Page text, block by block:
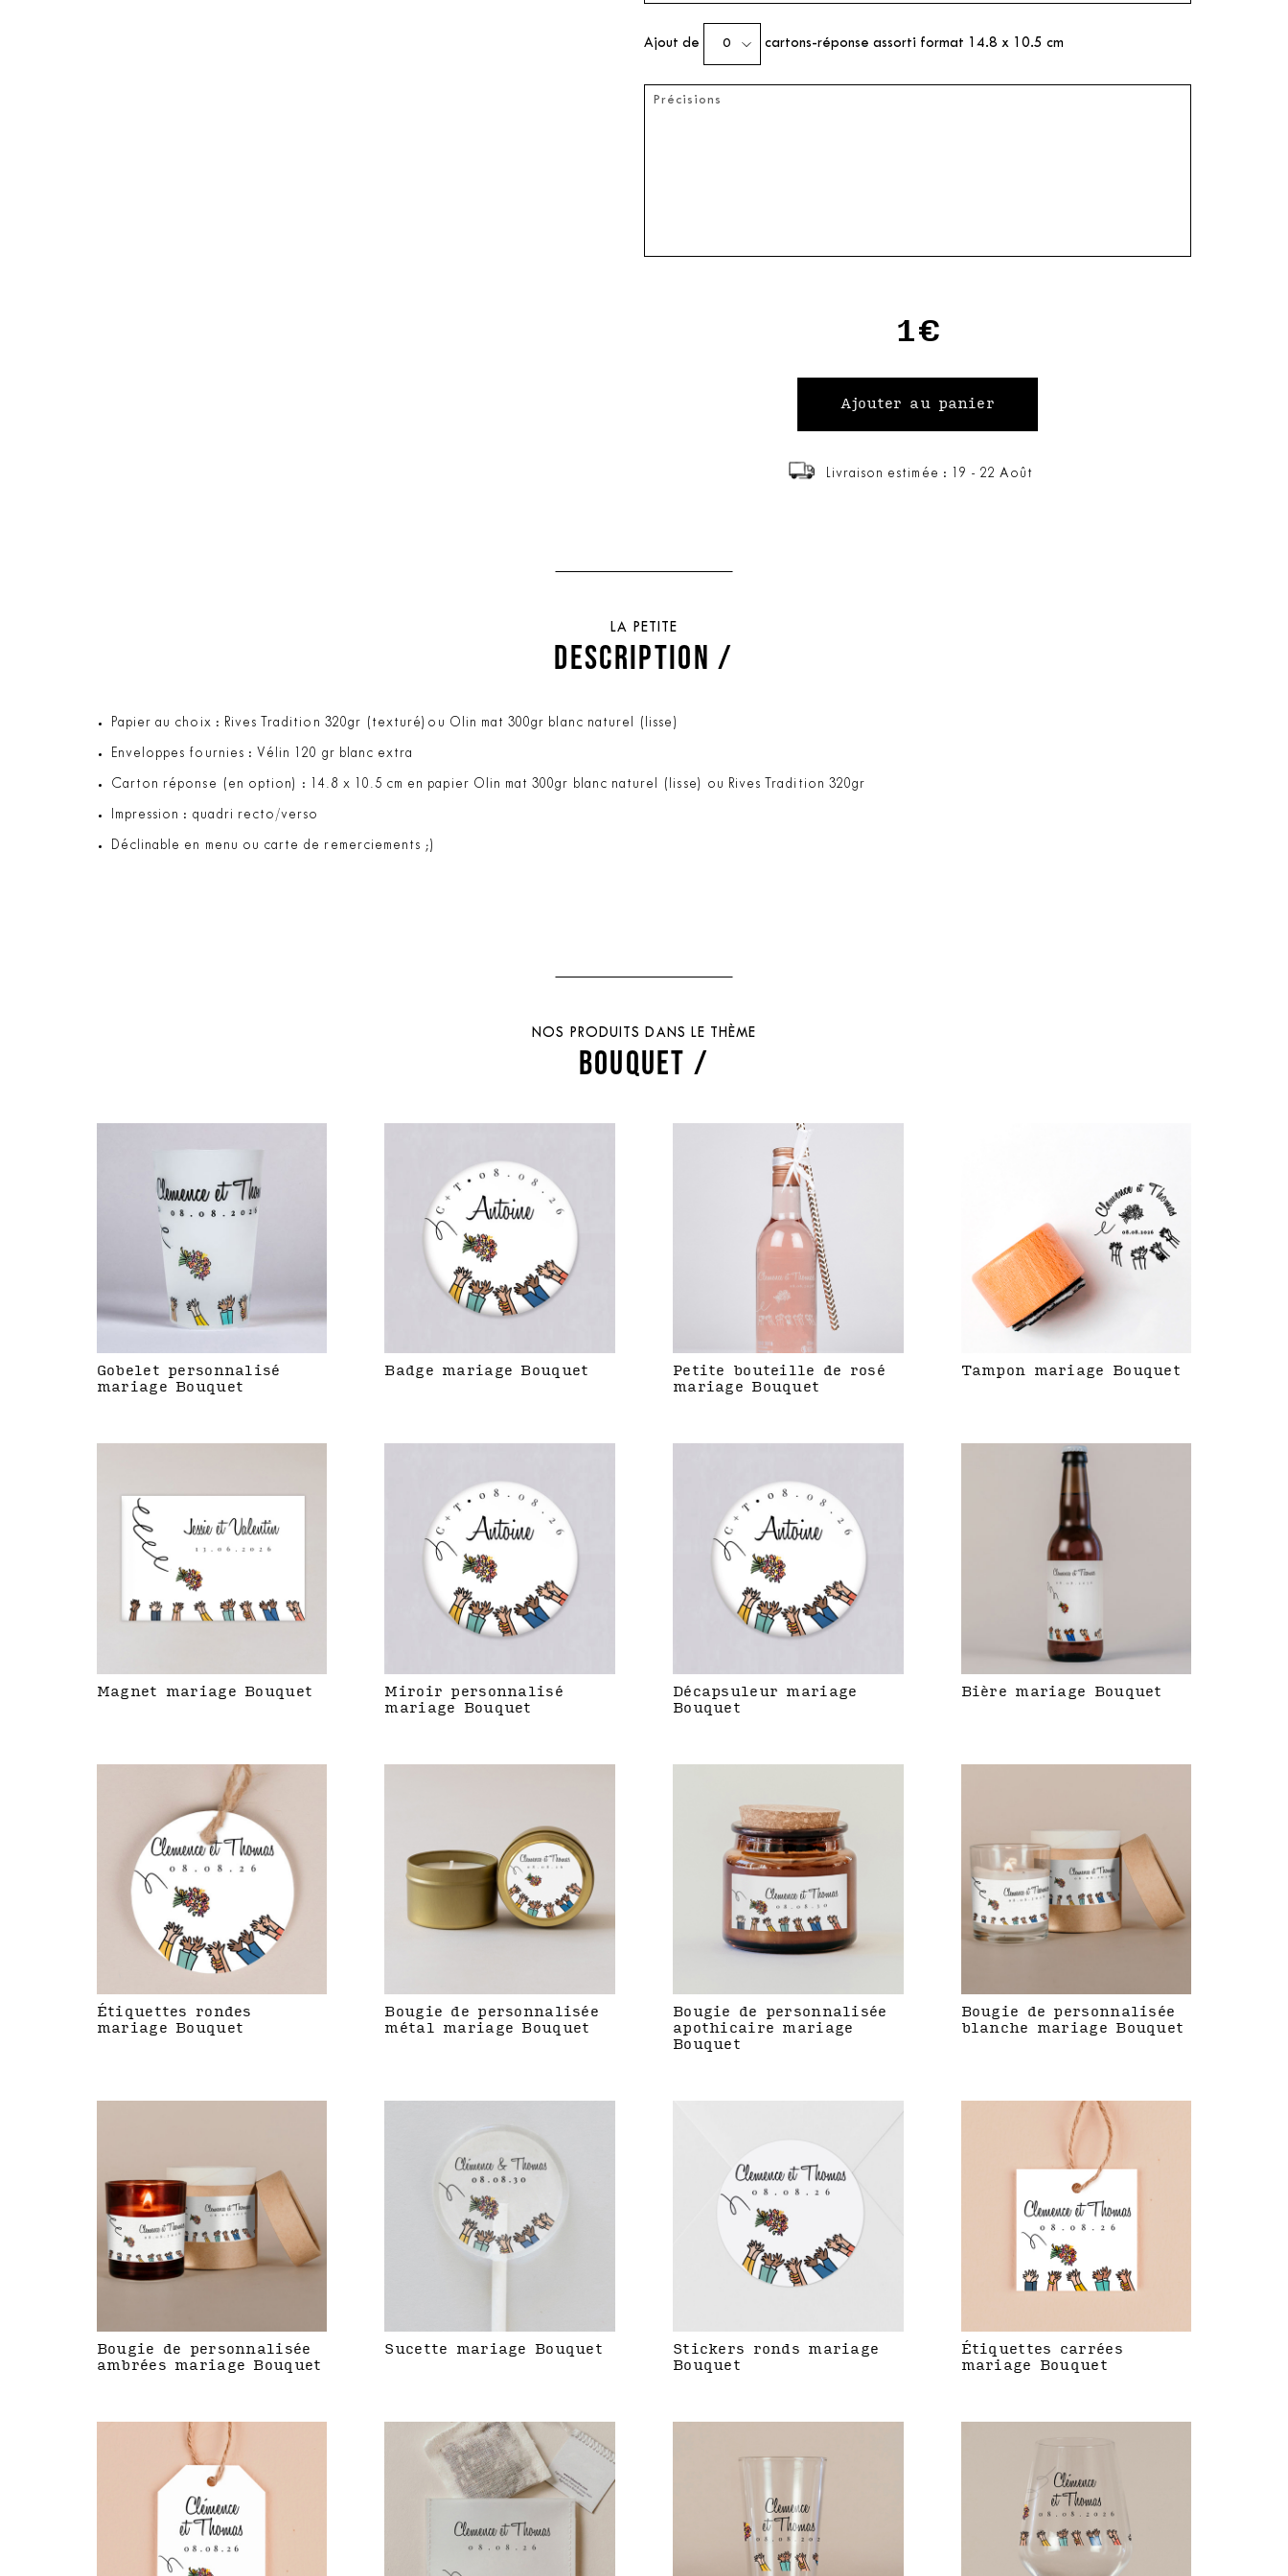
Ajout de cartons-réponse assorti format 14.8 x 10.5 cm
1€
Livraison estimée : 19 - 22 Août
LA PETITE
DESCRIPTION /
Papier au choix : Rives Tradition 320gr (texturé)ou Olin mat 300gr blanc naturel (lisse)
Enveloppes fournies : Vélin 120 gr blanc extra
Carton réponse (en option) : 14.8 x 10.5 cm en papier Olin mat 300gr blanc naturel (lisse) ou Rives Tradition 320gr
Impression : quadri recto/verso
Déclinable en menu ou carte de remerciements ;)
NOS PRODUITS DANS LE THÈME
BOUQUET /
Gobelet personnalisé
mariage Bouquet
Badge mariage Bouquet
Petite bouteille de rosé
mariage Bouquet
Tampon mariage Bouquet
Magnet mariage Bouquet
Miroir personnalisé
mariage Bouquet
Décapsuleur mariage
Bouquet
Bière mariage Bouquet
Étiquettes rondes
mariage Bouquet
Bougie de personnalisée
métal mariage Bouquet
Bougie de personnalisée
apothicaire mariage
Bouquet
Bougie de personnalisée
blanche mariage Bouquet
Bougie de personnalisée
ambrées mariage Bouquet
Sucette mariage Bouquet
Stickers ronds mariage
Bouquet
Étiquettes carrées
mariage Bouquet